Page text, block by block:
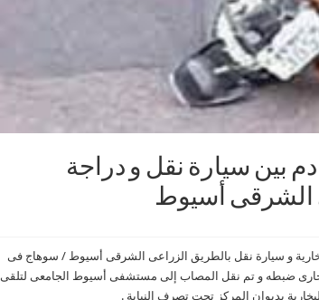
بين سيارة نقل و دراجة
الشرقى أسيوط
و سيارة نقل بالطريق الزراعى الشرقى أسيوط / سوهاج فى
و جارى ضبطه و تم نقل المصاب إلى مستشفى أسيوط الجامعى لتلقى
بديوان المركز تحت تصرف النيابة .